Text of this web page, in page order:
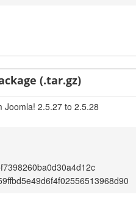
(.tar.gz)
Joomla! 2.5.27 to 2.5.28